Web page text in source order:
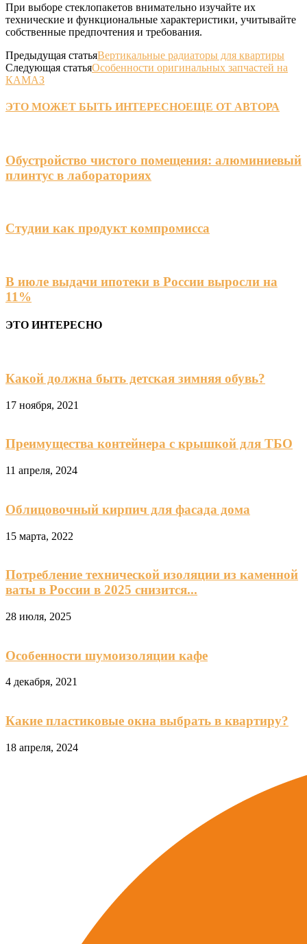
При выборе стеклопакетов внимательно изучайте их
технические и функциональные характеристики, учитывайте
собственные предпочтения и требования.
Предыдущая статьяВертикальные радиаторы для квартиры
Следующая статьяОсобенности оригинальных запчастей на
КАМАЗ
ЭТО МОЖЕТ БЫТЬ ИНТЕРЕСНОЕЩЕ ОТ АВТОРА
Обустройство чистого помещения: алюминиевый
плинтус в лабораториях
Студии как продукт компромисса
В июле выдачи ипотеки в России выросли на
11%
ЭТО ИНТЕРЕСНО
Какой должна быть детская зимняя обувь?
17 ноября, 2021
Преимущества контейнера с крышкой для ТБО
11 апреля, 2024
Облицовочный кирпич для фасада дома
15 марта, 2022
Потребление технической изоляции из каменной
ваты в России в 2025 снизится...
28 июля, 2025
Особенности шумоизоляции кафе
4 декабря, 2021
Какие пластиковые окна выбрать в квартиру?
18 апреля, 2024